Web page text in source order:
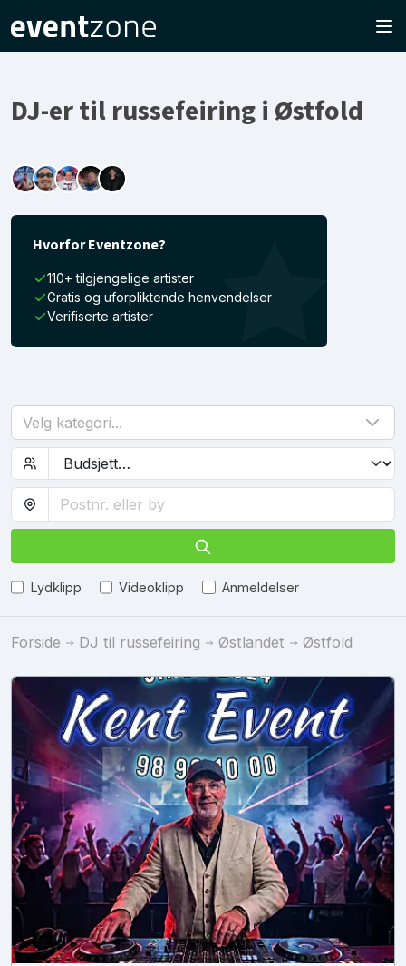
DJ-er til russefeiring i Østfold
Hvorfor Eventzone?
110+ tilgjengelige artister
Gratis og uforpliktende henvendelser
Verifiserte artister
Velg kategori...
Lydklipp Videoklipp Anmeldelser
Forside DJ til russefeiring Østlandet Østfold